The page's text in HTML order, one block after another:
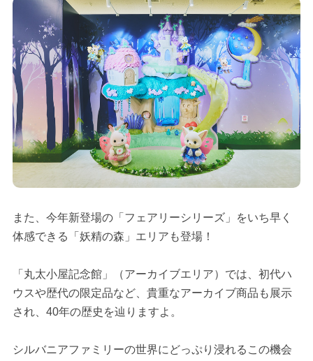
また、今年新登場の「フェアリーシリーズ」をいち早く
体感できる「妖精の森」エリアも登場！
「丸太小屋記念館」（アーカイブエリア）では、初代ハ
ウスや歴代の限定品など、貴重なアーカイブ商品も展示
され、40年の歴史を辿りますよ。
シルバニアファミリーの世界にどっぷり浸れるこの機会